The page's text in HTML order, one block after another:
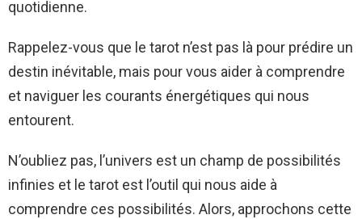
quotidienne.
Rappelez-vous que le tarot n’est pas là pour prédire un
destin inévitable, mais pour vous aider à comprendre
et naviguer les courants énergétiques qui nous
entourent.
N’oubliez pas, l’univers est un champ de possibilités
infinies et le tarot est l’outil qui nous aide à
comprendre ces possibilités. Alors, approchons cette